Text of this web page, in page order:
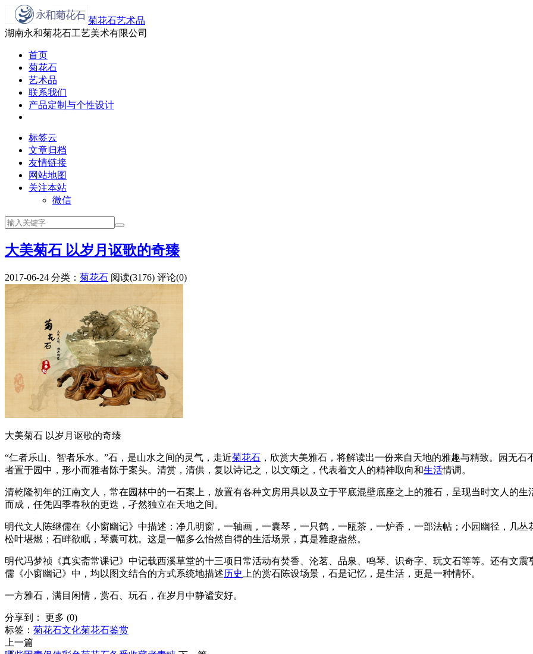
菊花石艺术品
湖南永和菊花石工艺美术有限公司
首页
菊花石
艺术品
联系我们
产品定制与个性设计
标签云
文章归档
友情链接
网站地图
关注本站
微信
大美菊石 以岁月讴歌的奇臻
2017-06-24 分类： 菊花石 阅读(3176) 评论(0)
大美菊石 以岁月讴歌的奇臻
“仁者乐山、智者乐水。”石，是山水之间的灵气，走近菊花石 ，欣赏大美雅石，将解读出一份来自天地的雅趣与精致。园无
者置于园中，形小而雅者陈于案头。清赏，清供，复以诗记之，以文颂之，代表着文人的精神取向和生活情调。
清乾隆初年的江南文人，常在园林中的一石案上，放置有各种文房用具以及立于平底混壁底座之上的雅石，呈现当时文人的
而成，任凭四季春秋的更迭，孑然独立在天地之间。
明代文人陈继儒在《小窗幽记》中描述：净几明窗，一轴画，一囊琴，一只鹤，一瓯茶，一炉香，一部法帖；小园幽径，几
松叶堪燃；石畔欲眠，琴囊可枕。这是一幅多么怡然自得的生活场景，真是雅趣盎然。
明代冯梦祯《真实斋常课记》中记载西溪草堂的十三项日常活动有焚香、沦茗、品泉、鸣琴、识奇字、玩文石等等。还有文
儒《小窗幽记》中，均以图文结合的方式系统地描述历史 上的赏石陈设场景，石是记忆，是生活，更是一种情怀。
一方雅石，满目闲情，赏石、玩石，在岁月中静谧安好。
分享到： 更多 (0)
标签： 菊花石文化菊花石鉴赏
上一篇